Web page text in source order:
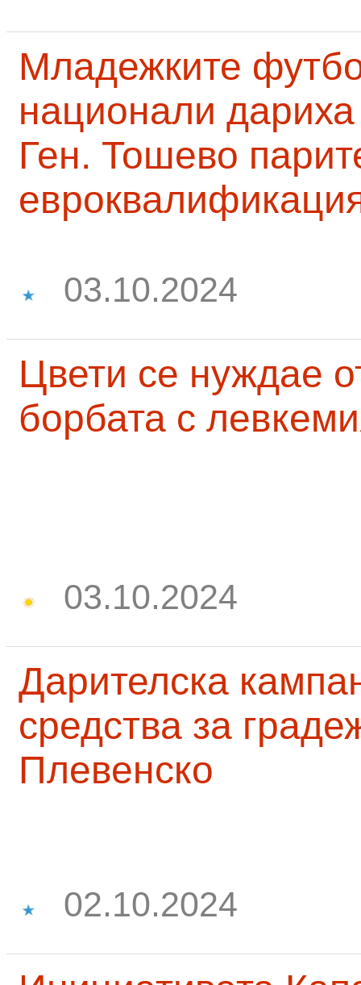
Младежките
национали
Ген. Тошево
03.10.2024
Цвети се нуждае
борбата с
03.10.2024
Дарителска
средства за
Плевенско
02.10.2024